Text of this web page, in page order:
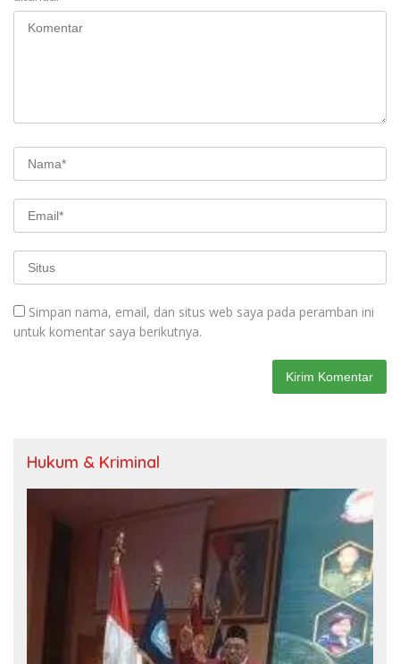
Simpan nama, email, dan situs web saya pada peramban ini
untuk komentar saya berikutnya.
Hukum & Kriminal